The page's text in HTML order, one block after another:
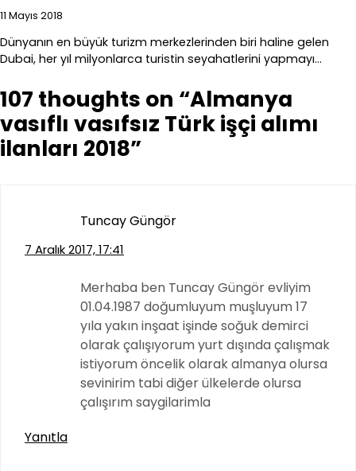
11 Mayıs 2018
Dünyanın en büyük turizm merkezlerinden biri haline gelen
Dubai, her yıl milyonlarca turistin seyahatlerini yapmayı…
107 thoughts on “Almanya
vasıflı vasıfsız Türk işçi alımı
ilanları 2018”
Tuncay Güngör
7 Aralık 2017, 17:41
Merhaba ben Tuncay Güngör evliyim
01.04.1987 doğumluyum muşluyum 17
yıla yakın inşaat işinde soğuk demirci
olarak çalışıyorum yurt dışında çalışmak
istiyorum öncelik olarak almanya olursa
sevinirim tabi diğer ülkelerde olursa
çalışırım saygilarimla
Yanıtla